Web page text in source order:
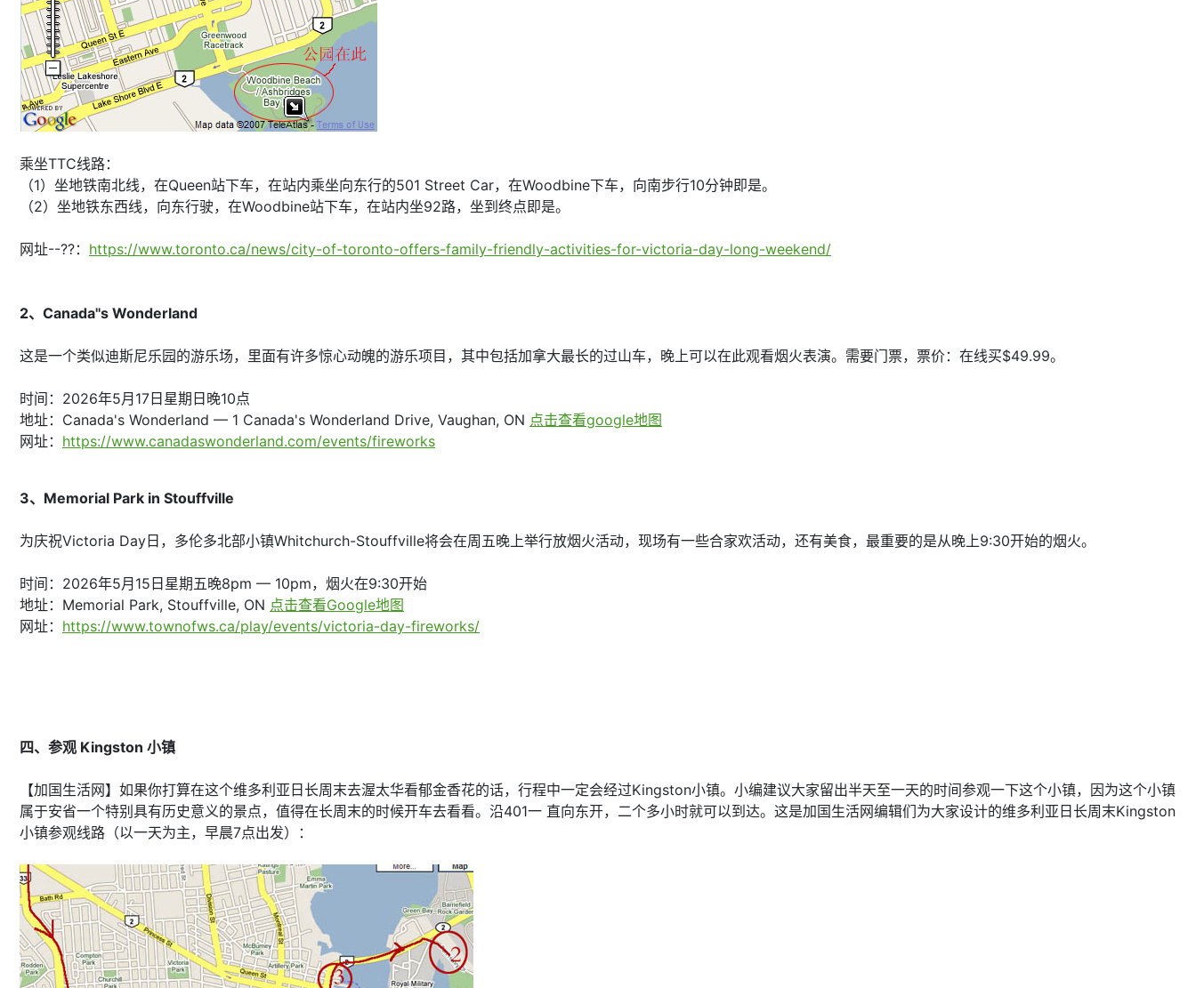
乘坐TTC线路：
（1）坐地铁南北线，在Queen站下车，在站内乘坐向东行的501 Street Car，在Woodbine下车，向南步行10分钟即是。
（2）坐地铁东西线，向东行驶，在Woodbine站下车，在站内坐92路，坐到终点即是。
网址--??： https://www.toronto.ca/news/city-of-toronto-offers-family-friendly-activities-for-victoria-day-long-weekend/
2、Canada''s Wonderland
这是一个类似迪斯尼乐园的游乐场，里面有许多惊心动魄的游乐项目，其中包括加拿大最长的过山车，晚上可以在此观看烟火表演。需要门票，票价：在线买$49.99。
时间：2026年5月17日星期日晚10点
地址：Canada's Wonderland — 1 Canada's Wonderland Drive, Vaughan, ON 点击查看google地图
网址： https://www.canadaswonderland.com/events/fireworks
3、Memorial Park in Stouffville
为庆祝Victoria Day日，多伦多北部小镇Whitchurch-Stouffville将会在周五晚上举行放烟火活动，现场有一些合家欢活动，还有美食，最重要的是从晚上9:30开始的烟火。
时间：2026年5月15日星期五晚8pm — 10pm，烟火在9:30开始
地址：Memorial Park, Stouffville, ON 点击查看Google地图
网址： https://www.townofws.ca/play/events/victoria-day-fireworks/
四、参观 Kingston 小镇
【加国生活网】如果你打算在这个维多利亚日长周末去渥太华看郁金香花的话，行程中一定会经过Kingston小镇。小编建议大家留出半天至一天的时间参观一下这个小镇，因为这个小镇
属于安省一个特别具有历史意义的景点，值得在长周末的时候开车去看看。沿401一 直向东开，二个多小时就可以到达。这是加国生活网编辑们为大家设计的维多利亚日长周末Kingston
小镇参观线路（以一天为主，早晨7点出发）：